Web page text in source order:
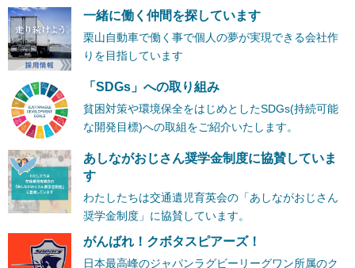
一緒に働く仲間を探しています
栗山自動車で働く事で個人の夢が実現できる会社作
りを目指しています
「SDGs」への取り組み
貧困対策や環境保全をはじめとしたSDGs(持続可能
な開発目標)への取組をご紹介いたします。
あしながおじさん奨学金制度に協賛していま
す
わたしたちは交通遺児育英会の「あしながおじさん
奨学金制度」に協賛しています。
がんばれ！クボタスピアーズ！
日本最高峰のジャパンラグビーリーグワン所属のク